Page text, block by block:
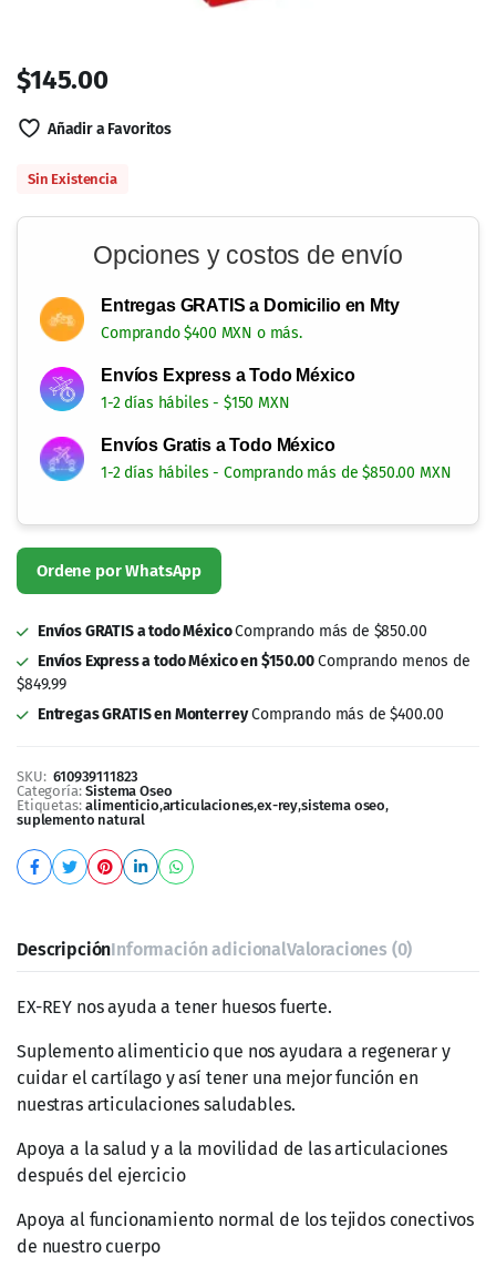
$145.00
Añadir a Favoritos
Sin Existencia
Opciones y costos de envío
Entregas GRATIS a Domicilio en Mty
Comprando $400 MXN o más.
Envíos Express a Todo México
1-2 días hábiles - $150 MXN
Envíos Gratis a Todo México
1-2 días hábiles - Comprando más de $850.00 MXN
Ordene por WhatsApp
Envíos GRATIS a todo México
Comprando más de $850.00
Envíos Express a todo México en $150.00
SKU: 610939111823
Categoría: Sistema Oseo
Etiquetas: alimenticio
DescripciónInformación adicionalValoraciones (0)
EX-REY nos ayuda a tener huesos fuerte.
Suplemento alimenticio que nos ayudara a regenerar y
cuidar el cartílago y así tener una mejor función en
Apoya a la salud y a la movilidad de las articulaciones
después del ejercicio
Apoya al funcionamiento normal de los tejidos conectivos